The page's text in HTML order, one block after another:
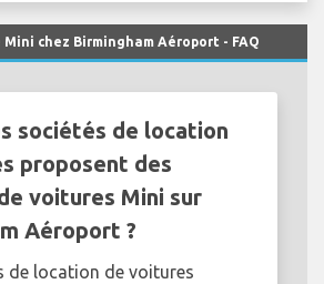
chez Birmingham Aéroport - FAQ
sociétés de location
proposent des
voitures Mini sur
Aéroport ?
de location de voitures